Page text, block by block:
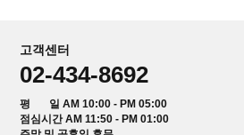
고객센터
02-434-8692
평 일 AM 10:00 - PM 05:00
점심시간 AM 11:50 - PM 01:00